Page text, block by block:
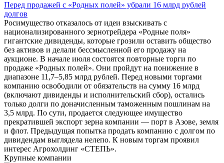
Перед продажей с «Родных полей» убрали 16 млрд рублей
долгов
Росимущество отказалось от идеи взыскивать с
национализированного зернотрейдера «Родные поля»
гигантские дивиденды, которые грозили оставить общество
без активов и делали бессмысленной его продажу на
аукционе. В начале июля состоятся повторные торги по
продаже «Родных полей». Они пройдут на понижение в
диапазоне 11,7–5,85 млрд рублей. Перед новыми торгами
компанию освободили от обязательств на сумму 16 млрд
(включают дивиденды и исполнительский сбор), остались
только долги по доначисленным таможенным пошлинам на
3,5 млрд. По сути, продается следующее имущество
прекратившей экспорт зерна компании — порт в Азове, земля
и флот. Предыдущая попытка продать компанию с долгом по
дивидендам выглядела нелепо. К новым торгам проявил
интерес Агрохолдинг «СТЕПЬ».
Крупные компании